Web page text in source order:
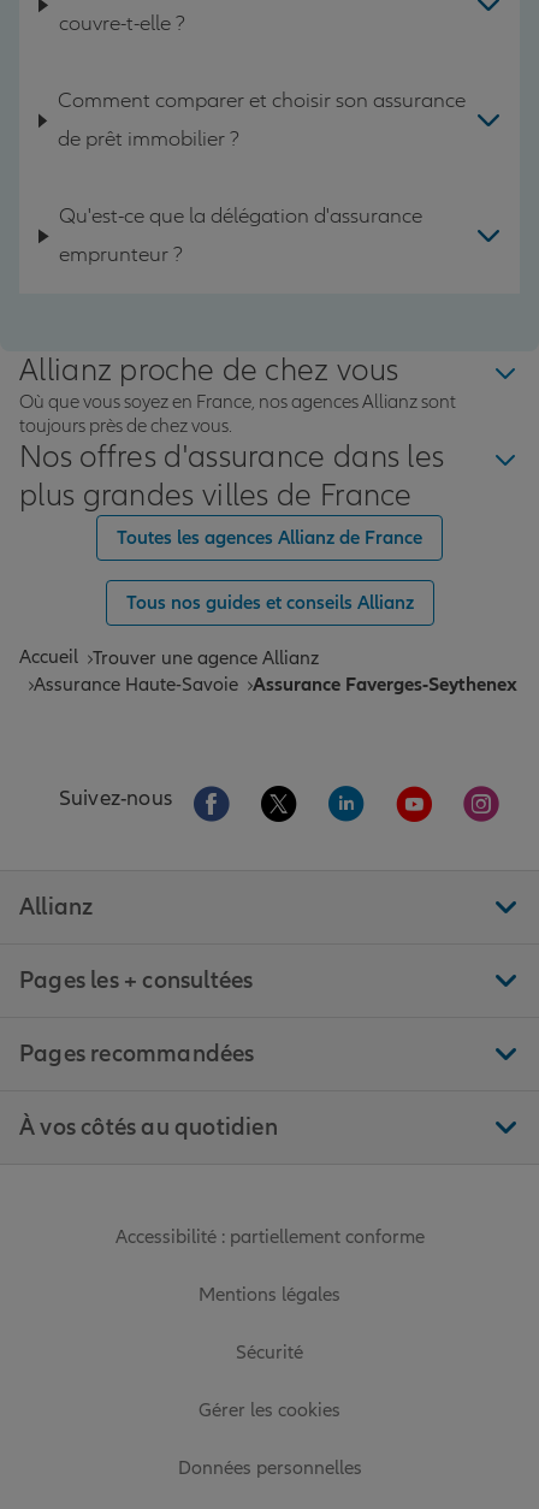
couvre-t-elle ?
Comment comparer et choisir son assurance
de prêt immobilier ?
Qu'est-ce que la délégation d'assurance
emprunteur ?
Allianz proche de chez vous
Où que vous soyez en France, nos agences Allianz sont
toujours près de chez vous.
Nos offres d'assurance dans les
plus grandes villes de France
Toutes les agences Allianz de France
Tous nos guides et conseils Allianz
Accueil Trouver une agence Allianz
Assurance Haute-Savoie Assurance Faverges-Seythenex
Suivez-nous Aller sur la page Facebook de Allianz
Aller sur la page Twitter de
Aller sur la page
Aller sur la
Aller
Allianz
Pages les + consultées
Pages recommandées
À vos côtés au quotidien
Accessibilité : partiellement conforme
Mentions légales
Sécurité
Gérer les cookies
Données personnelles